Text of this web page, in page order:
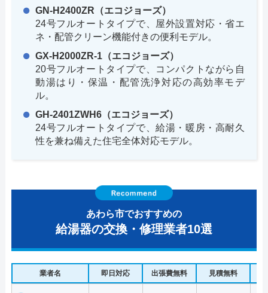
GN-H2400ZR（エコジョーズ）
24号フルオートタイプで、屋外設置対応・省エ
ネ・配管クリーン機能付きの便利モデル。
GX-H2000ZR-1（エコジョーズ）
20号フルオートタイプで、コンパクトながら自
動湯はり・保温・配管洗浄対応の高効率モデ
ル。
GH-2401ZWH6（エコジョーズ）
24号フルオートタイプで、給湯・暖房・高耐久
性を兼ね備えた住宅全体対応モデル。
あわら市でおすすめの
給湯器の交換・修理業者10選
業者名 即日対応 出張費無料 見積無料